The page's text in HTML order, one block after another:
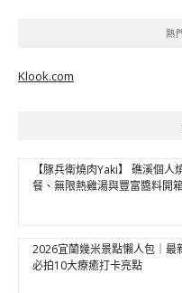
熱
Klook.com
【豚兵衛燒肉Yaki】 礁溪個
餐、無限熱雞湯與豐富醬料開
2026宜蘭幾米景點懶人包｜最
必拍10大療癒打卡亮點